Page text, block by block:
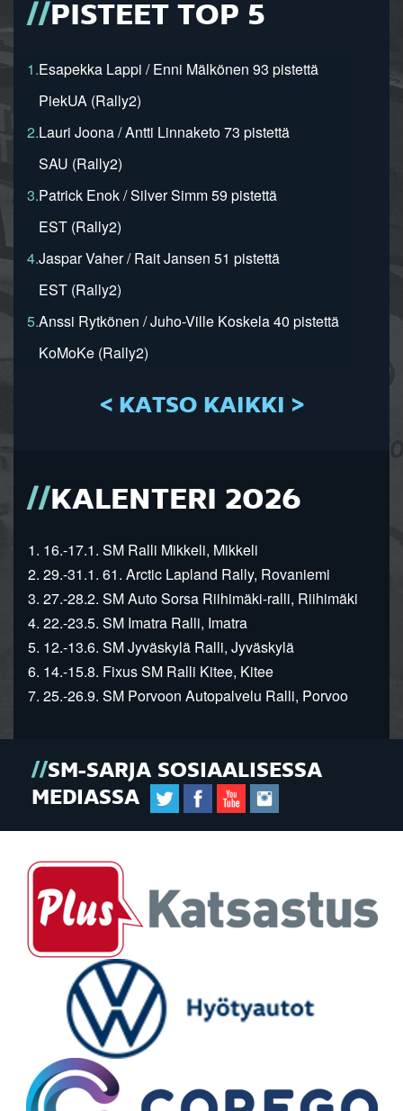
PISTEET TOP 5
1.Esapekka Lappi / Enni Mälkönen 93 pistettä
PiekUA (Rally2)
2.Lauri Joona / Antti Linnaketo 73 pistettä
SAU (Rally2)
3.Patrick Enok / Silver Simm 59 pistettä
EST (Rally2)
4.Jaspar Vaher / Rait Jansen 51 pistettä
EST (Rally2)
5.Anssi Rytkönen / Juho-Ville Koskela 40 pistettä
KoMoKe (Rally2)
< KATSO KAIKKI >
KALENTERI 2026
1. 16.-17.1. SM Ralli Mikkeli, Mikkeli
2. 29.-31.1. 61. Arctic Lapland Rally, Rovaniemi
3. 27.-28.2. SM Auto Sorsa Riihimäki-ralli, Riihimäki
4. 22.-23.5. SM Imatra Ralli, Imatra
5. 12.-13.6. SM Jyväskylä Ralli, Jyväskylä
6. 14.-15.8. Fixus SM Ralli Kitee, Kitee
7. 25.-26.9. SM Porvoon Autopalvelu Ralli, Porvoo
SM-SARJA SOSIAALISESSA
MEDIASSA